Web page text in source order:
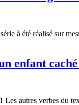
à été réalisé sur
enfant
autres verbes du